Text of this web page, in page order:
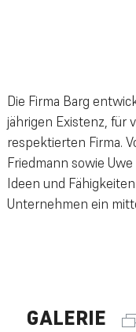
Die Firma Barg
jährigen Existenz, für
respektierten Firma.
Friedmann sowie
Ideen und
Unternehmen ein
GALERIE